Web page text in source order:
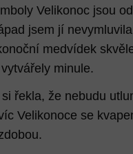
Velikonoc jsou
jsem jí
medvídek
minule.
řekla, že nebudu
Velikonoce se